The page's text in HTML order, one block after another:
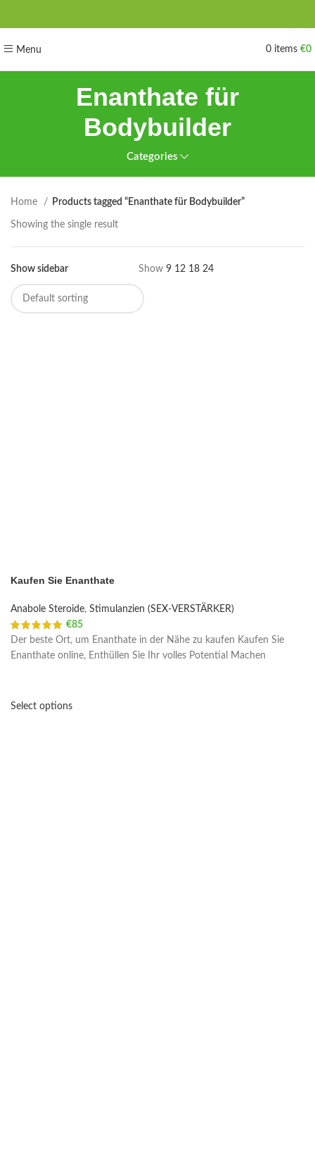
Menu 0 items €0
Enanthate für
Bodybuilder
Categories
Home Products tagged “Enanthate für Bodybuilder”
Showing the single result
Show sidebar Show 9 12 18 24
Kaufen Sie Enanthate
Anabole Steroide, Stimulanzien (SEX-VERSTÄRKER)
€85
Der beste Ort, um Enanthate in der Nähe zu kaufen Kaufen Sie
Enanthate online, Enthüllen Sie Ihr volles Potential Machen
Select options